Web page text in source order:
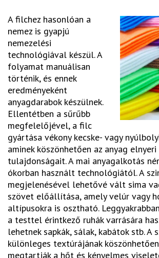
A filchez hasonlóan a
nemez is gyapjú
nemezelési
technológiával készül. A
folyamat manuálisan
történik, és ennek
eredményeként
anyagdarabok készülnek.
Ellentétben a sűrűbb
megfelelőjével, a filc
gyártása vékony kecske- vagy
aminek köszönhetően az anyag
tulajdonságait. A mai anyagalkotás
ókorban használt technológiától. A
megjelenésével lehetővé vált sima
szövet előállítása, amely velúr vagy
altípusokra is osztható.
a testtel érintkező ruhák varrására
lehetnek sapkák, sálak, kabátok stb. A
különleges textúrájának
megtartják a hőt és kényelmes